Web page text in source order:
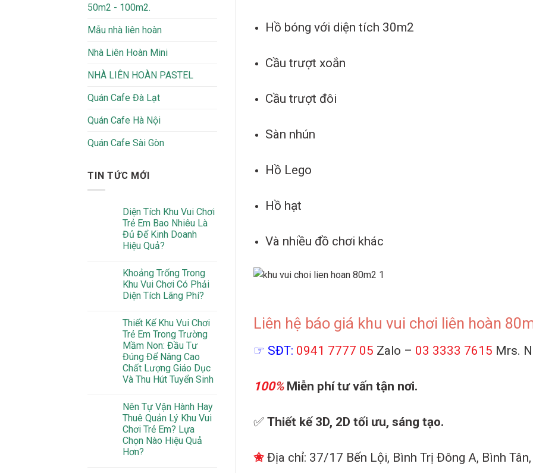
50m2 - 100m2.
Mẫu nhà liên hoàn
Nhà Liên Hoàn Mini
NHÀ LIÊN HOÀN PASTEL
Quán Cafe Đà Lạt
Quán Cafe Hà Nội
Quán Cafe Sài Gòn
TIN TỨC MỚI
Diện Tích Khu Vui Chơi
Trẻ Em Bao Nhiêu Là
Đủ Để Kinh Doanh
Hiệu Quả?
Khoảng Trống Trong
Khu Vui Chơi Có Phải
Diện Tích Lãng Phí?
Thiết Kế Khu Vui Chơi
Trẻ Em Trong Trường
Mầm Non: Đầu Tư
Đúng Để Nâng Cao
Chất Lượng Giáo Dục
Và Thu Hút Tuyển Sinh
Nên Tự Vận Hành Hay
Thuê Quản Lý Khu Vui
Chơi Trẻ Em? Lựa
Chọn Nào Hiệu Quả
Hơn?
Hồ bóng với diện tích 30m2
Cầu trượt xoắn
Cầu trượt đôi
Sàn nhún
Hồ Lego
Hồ hạt
Và nhiều đồ chơi khác
Liên hệ báo giá khu vui chơi liên hoàn
☞ SĐT: 0941 7777 05 Zalo – 03 3333 7615 Mrs.
100% Miễn phí tư vấn tận nơi.
✅ Thiết kế 3D, 2D tối ưu, sáng tạo.
✬ Địa chỉ: 37/17 Bến Lội, Bình Trị Đông A, Bình